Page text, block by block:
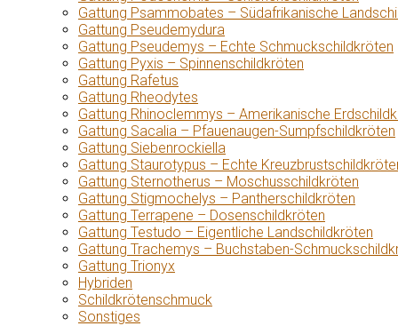
Gattung Psammobates – Südafrikanische
Gattung Pseudemydura
Gattung Pseudemys – Echte Schmuckschildkröten
Gattung Pyxis – Spinnenschildkröten
Gattung Rafetus
Gattung Rheodytes
Gattung Rhinoclemmys – Amerikanische
Gattung Sacalia – Pfauenaugen-Sumpfschildkröten
Gattung Siebenrockiella
Gattung Staurotypus – Echte
Gattung Sternotherus – Moschusschildkröten
Gattung Stigmochelys – Pantherschildkröten
Gattung Terrapene – Dosenschildkröten
Gattung Testudo – Eigentliche Landschildkröten
Gattung Trachemys – Buchstaben-
Gattung Trionyx
Hybriden
Schildkrötenschmuck
Sonstiges